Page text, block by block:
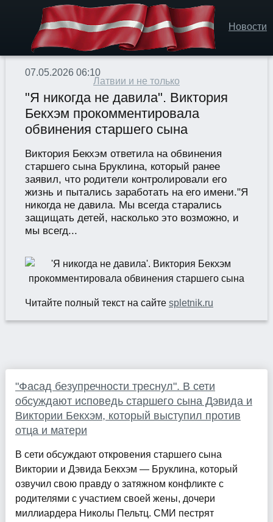
Новости
Латвии и не только
07.05.2026 06:10
"Я никогда не давила". Виктория
Бекхэм прокомментировала
обвинения старшего сына
Виктория Бекхэм ответила на обвинения
старшего сына Бруклина, который ранее
заявил, что родители контролировали его
жизнь и пытались заработать на его имени."Я
никогда не давила. Мы всегда старались
защищать детей, насколько это возможно, и
мы всегд...
Читайте полный текст на сайте spletnik.ru
"Фасад безупречности треснул". В сети
обсуждают исповедь старшего сына Дэвида и
Виктории Бекхэм, который выступил против
отца и матери
В сети обсуждают откровения старшего сына
Виктории и Дэвида Бекхэм — Бруклина, который
озвучил свою правду о затяжном конфликте с
родителями с участием своей жены, дочери
миллиардера Николы Пельтц. СМИ пестрят